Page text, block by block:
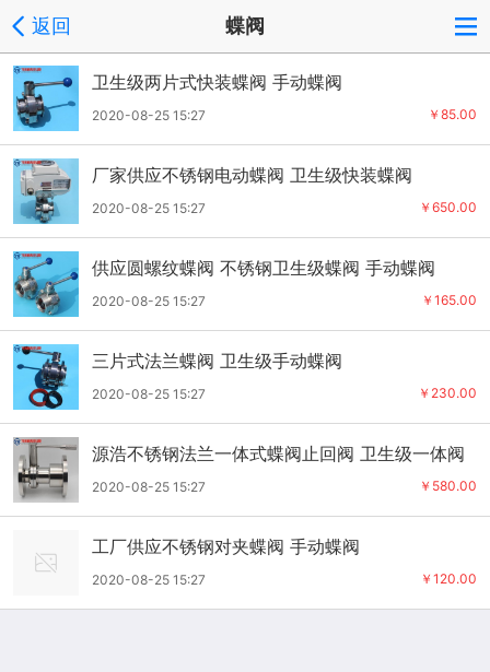
返回 蝶阀
卫生级两片式快装蝶阀 手动蝶阀
￥85.00
2020-08-25 15:27
厂家供应不锈钢电动蝶阀 卫生级快装蝶阀
￥650.00
2020-08-25 15:27
供应圆螺纹蝶阀 不锈钢卫生级蝶阀 手动蝶阀
￥165.00
2020-08-25 15:27
三片式法兰蝶阀 卫生级手动蝶阀
￥230.00
2020-08-25 15:27
源浩不锈钢法兰一体式蝶阀止回阀 卫生级一体阀
￥580.00
2020-08-25 15:27
工厂供应不锈钢对夹蝶阀 手动蝶阀
￥120.00
2020-08-25 15:27